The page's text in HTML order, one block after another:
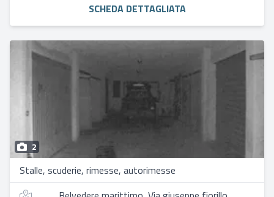
SCHEDA DETTAGLIATA
2
Stalle, scuderie, rimesse, autorimesse